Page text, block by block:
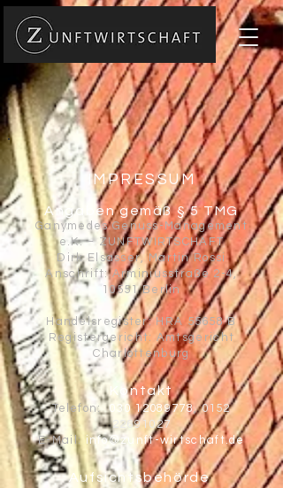
IMPRESSUM
Angaben gemäß § 5 TMG
Ganymedes Genuss-Management
e.K. – ZUNFTWIRTSCHAFT
Dirk Elsasser, Martin Rossi
Anschrift: Arminiusstraße 2-4,
10551 Berlin​
Handelsregister: HRA 55658 B
Registergericht: Amtsgericht
Charlottenburg
Kontakt
Telefon:030 12089778,0152
22691027
E-Mail: info@zunft-wirtschaft.de
Aufsichtsbehörde